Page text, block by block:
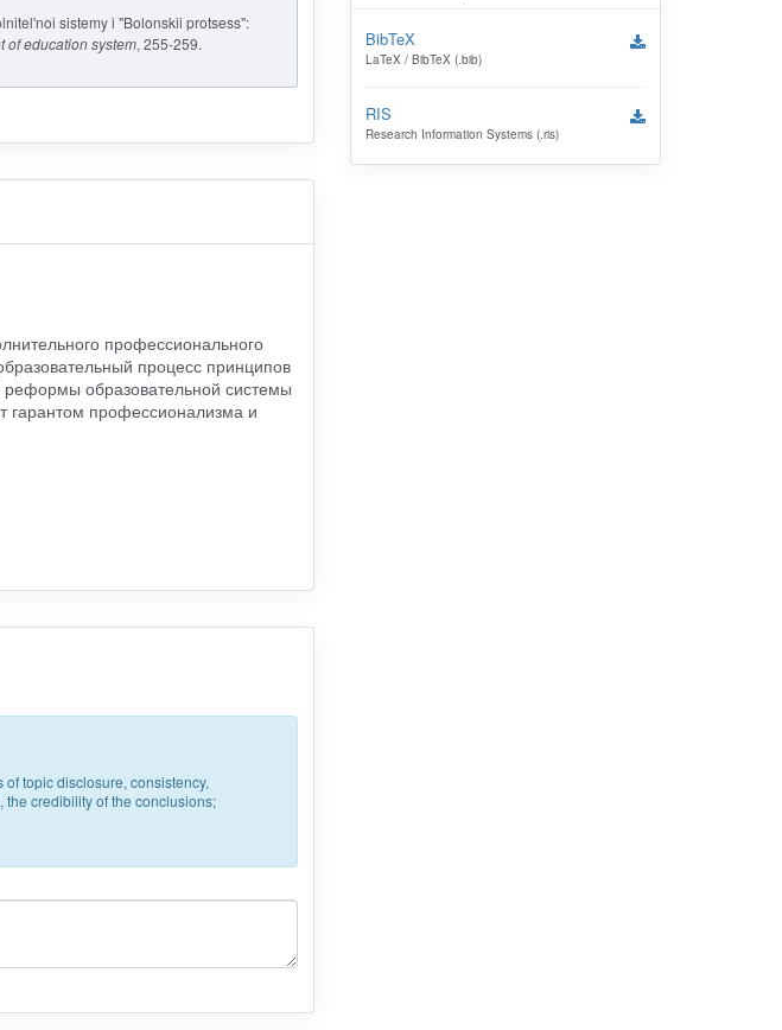
sistemy i "Bolonskii protsess":
of education system, 255-259.
профессионального
процесс принципов
реформы образовательной системы
гарантом профессионализма и
topic disclosure, consistency,
credibility of the conclusions;
BibTeX
LaTeX / BibTeX (.bib)
RIS
Research Information Systems (.ris)